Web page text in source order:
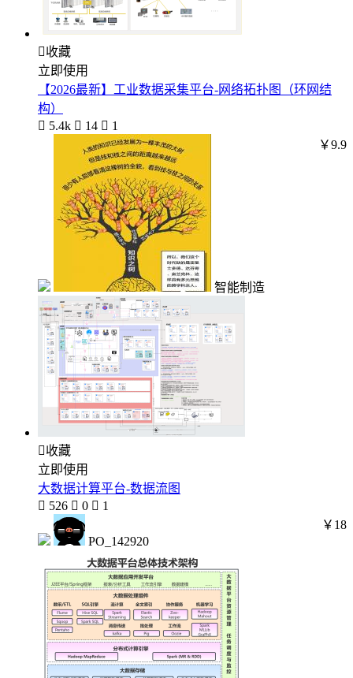
收藏
立即使用
【2026最新】工业数据采集平台-网络拓扑图（环网结
构）
 5.4k  14  1
智能制造
￥9.9
收藏
立即使用
大数据计算平台-数据流图
 526  0  1
PO_142920
￥18